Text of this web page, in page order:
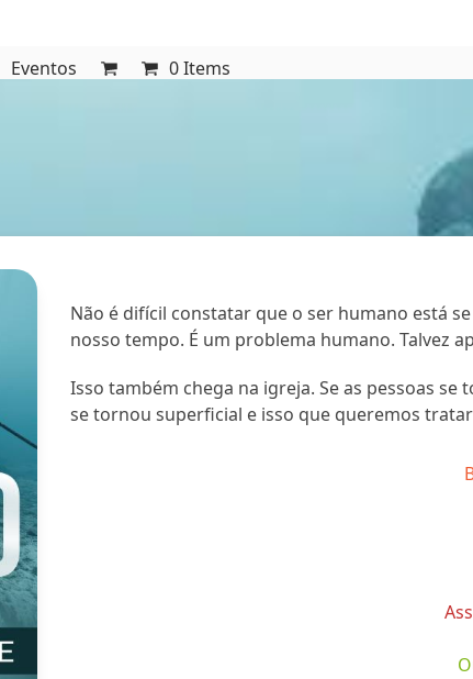
Eventos 0 Items
Não é difícil constatar que o ser humano está
nosso tempo. É um problema humano. Talvez
Isso também chega na igreja. Se as pessoas
se tornou superficial e isso que queremos